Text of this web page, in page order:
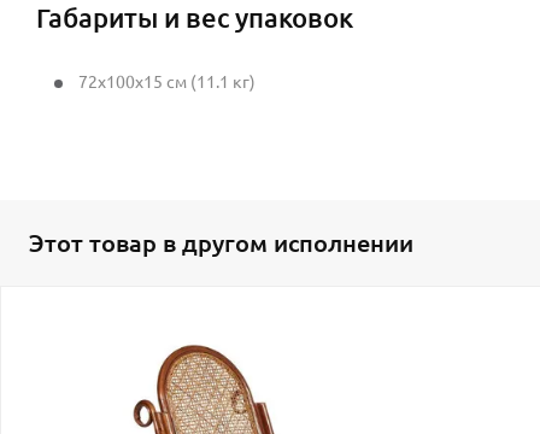
Габариты и вес упаковок
72x100x15 см (11.1 кг)
Этот товар в другом исполнении